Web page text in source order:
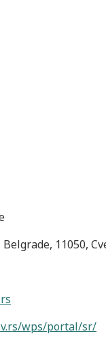
11050,
wps/portal/sr/